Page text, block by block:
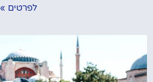
לפרטים »